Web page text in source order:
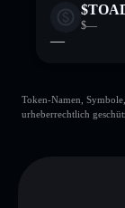
$—
—
Token-Namen,
urheberrechtlich